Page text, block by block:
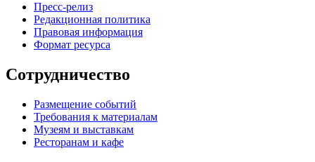
Пресс-релиз
Редакционная политика
Правовая информация
Формат ресурса
Сотрудничество
Размещение событий
Требования к материалам
Музеям и выставкам
Ресторанам и кафе